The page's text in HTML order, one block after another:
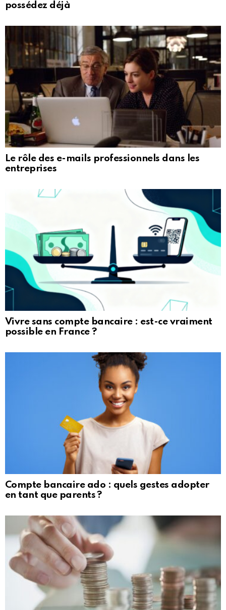
possédez déjà
Le rôle des e-mails professionnels dans les
entreprises
Vivre sans compte bancaire : est-ce vraiment
possible en France ?
Compte bancaire ado : quels gestes adopter
en tant que parents ?